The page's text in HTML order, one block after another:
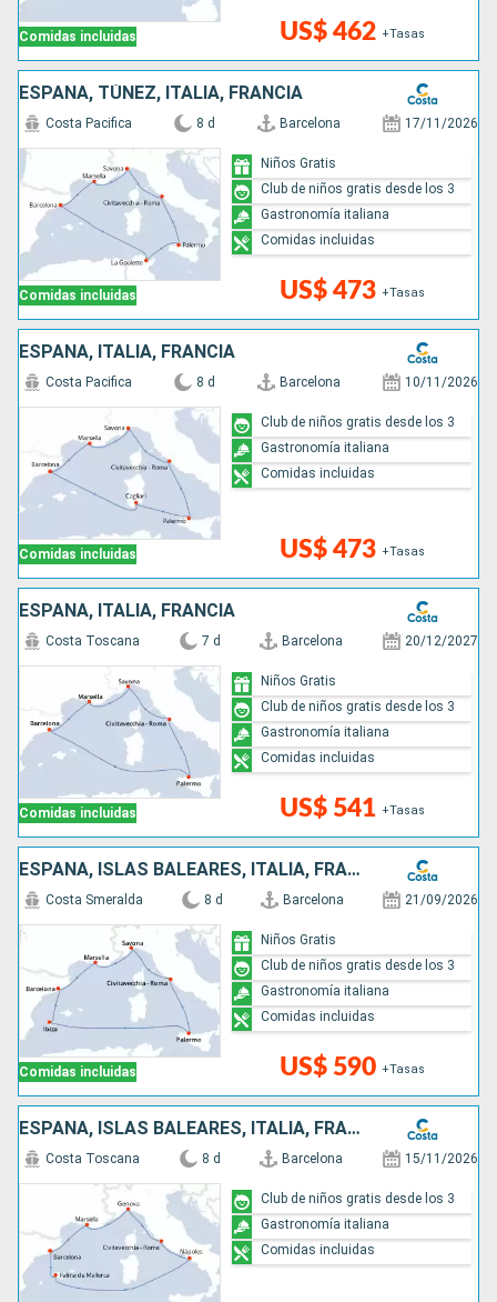
Comidas incluidas US$ 462 +Tasas
ESPAÑA, TÚNEZ, ITALIA, FRANCIA
Comidas incluidas
Costa Pacifica 8 d Barcelona 17/11/2026
US$ 473 +Tasas
Niños Gratis
Club de niños gratis desde los 3
Gastronomía italiana
Comidas incluidas
ESPAÑA, ITALIA, FRANCIA
Comidas incluidas
Costa Pacifica 8 d Barcelona 10/11/2026
US$ 473 +Tasas
Club de niños gratis desde los 3
Gastronomía italiana
Comidas incluidas
ESPAÑA, ITALIA, FRANCIA
Comidas incluidas
Costa Toscana 7 d Barcelona 20/12/2027
US$ 541 +Tasas
Niños Gratis
Club de niños gratis desde los 3
Gastronomía italiana
Comidas incluidas
ESPAÑA, ISLAS BALEARES, ITALIA, FRANCIA
Comidas incluidas
Costa Smeralda 8 d Barcelona 21/09/2026
US$ 590 +Tasas
Niños Gratis
Club de niños gratis desde los 3
Gastronomía italiana
Comidas incluidas
ESPAÑA, ISLAS BALEARES, ITALIA, FRANCIA
Costa Toscana 8 d Barcelona 15/11/2026
Club de niños gratis desde los 3
Gastronomía italiana
Comidas incluidas